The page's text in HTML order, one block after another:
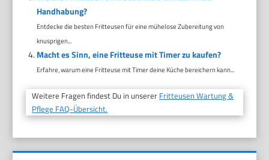
Handhabung?
Entdecke die besten Fritteusen für eine mühelose Zubereitung von
knusprigen...
Macht es Sinn, eine Fritteuse mit Timer zu kaufen?
Erfahre, warum eine Fritteuse mit Timer deine Küche bereichern kann...
Weitere Fragen findest Du in unserer Fritteusen Wartung &
Pflege FAQ-Übersicht.